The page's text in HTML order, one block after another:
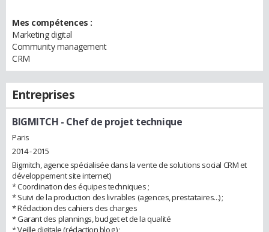
Mes compétences :
Marketing digital
Community management
CRM
Entreprises
BIGMITCH - Chef de projet technique
Paris
2014 - 2015
Bigmitch, agence spécialisée dans la vente de solutions social CRM et
développement site internet)
* Coordination des équipes techniques ;
* Suivi de la production des livrables (agences, prestataires...) ;
* Rédaction des cahiers des charges
* Garant des plannings, budget et de la qualité
* Veille digitale (rédaction blog ) ;